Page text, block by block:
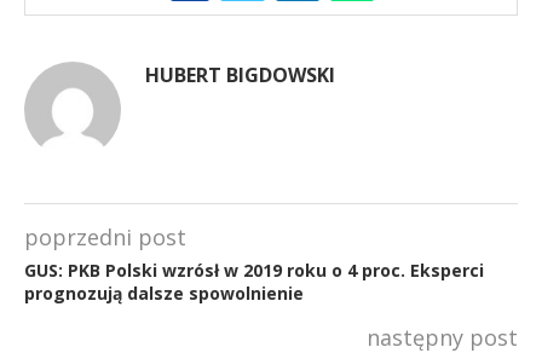
HUBERT BIGDOWSKI
poprzedni post
GUS: PKB Polski wzrósł w 2019 roku o 4 proc. Eksperci
prognozują dalsze spowolnienie
następny post